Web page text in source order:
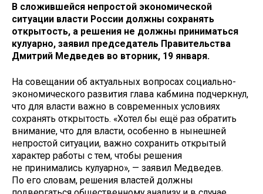
В сложившейся непростой экономической
ситуации власти России должны сохранять
открытость, а решения не должны приниматься
кулуарно, заявил председатель Правительства
Дмитрий Медведев во вторник, 19 января.
На совещании об актуальных вопросах социально-
экономического развития глава кабмина подчеркнул,
что для власти важно в современных условиях
сохранять открытость. «Хотел бы ещё раз обратить
внимание, что для власти, особенно в нынешней
непростой ситуации, важно сохранить открытый
характер работы с тем, чтобы решения
не принимались кулуарно», — заявил Медведев.
По его словам, решения властей должны